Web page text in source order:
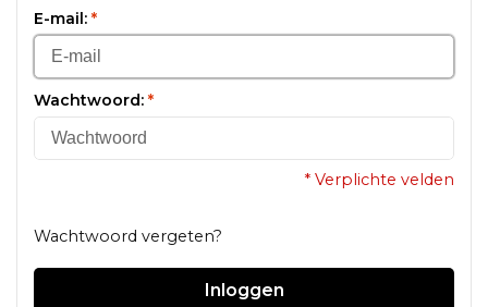
E-mail: *
Wachtwoord: *
* Verplichte velden
Wachtwoord vergeten?
Inloggen